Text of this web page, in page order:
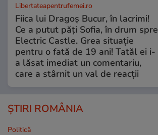
Libertateapentrufemei.ro
Fiica lui Dragoș Bucur, în lacrimi!
Ce a putut păți Sofia, în drum spre
Electric Castle. Grea situație
pentru o fată de 19 ani! Tatăl ei i-
a lăsat imediat un comentariu,
care a stârnit un val de reacții
ȘTIRI ROMÂNIA
Politică